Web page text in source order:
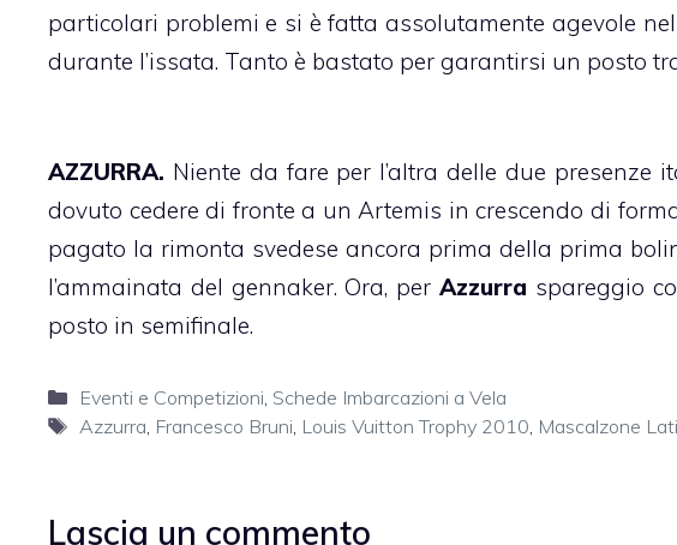
particolari problemi e si è fatta assolutamente agevole
durante l’issata. Tanto è bastato per garantirsi un posto
AZZURRA. Niente da fare per l’altra delle due presenze
dovuto cedere di fronte a un Artemis in crescendo di
pagato la rimonta svedese ancora prima della prima
l’ammainata del gennaker. Ora, per Azzurra spareggio
posto in semifinale.
Categorie
Eventi e Competizioni, Schede Imbarcazioni a Vela
Tag
Azzurra, Francesco Bruni, Louis Vuitton Trophy 2010, Mascalzone
Lascia un commento